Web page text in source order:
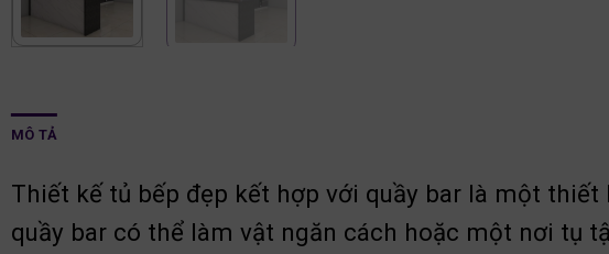
MÔ TẢ
Thiết kế tủ bếp đẹp kết hợp với quầy bar là một
quầy bar có thể làm vật ngăn cách hoặc một nơi tụ